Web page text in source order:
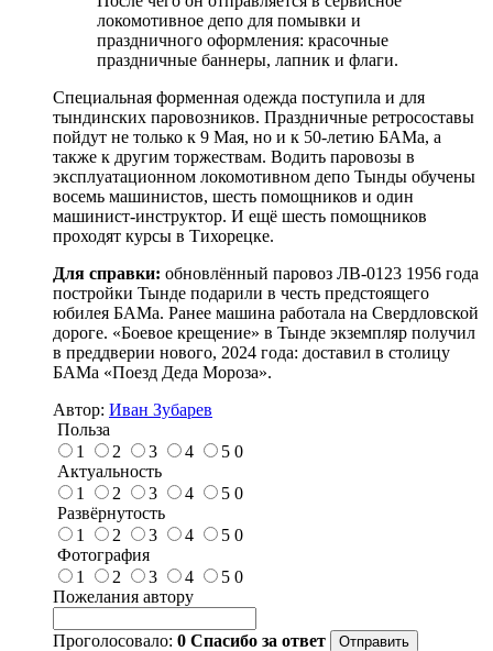
локомотивное депо для помывки и
праздничного оформления: красочные
праздничные баннеры, лапник и флаги.
Специальная форменная одежда поступила и для
тындинских паровозников. Праздничные ретросоставы
пойдут не только к 9 Мая, но и к 50-летию БАМа, а
также к другим торжествам. Водить паровозы в
эксплуатационном локомотивном депо Тынды обучены
восемь машинистов, шесть помощников и один
машинист-инструктор. И ещё шесть помощников
проходят курсы в Тихорецке.
Для справки: обновлённый паровоз ЛВ-0123 1956 года
постройки Тынде подарили в честь предстоящего
юбилея БАМа. Ранее машина работала на Свердловской
дороге. «Боевое крещение» в Тынде экземпляр получил
в преддверии нового, 2024 года: доставил в столицу
БАМа «Поезд Деда Мороза».
Автор: Иван Зубарев
Польза
1
2 3 4 5 0
Актуальность
1
2 3 4 5 0
Развёрнутость
1
2 3 4 5 0
Фотография
1
2 3 4 5 0
Пожелания автору
Проголосовало: 0 Спасибо за ответ